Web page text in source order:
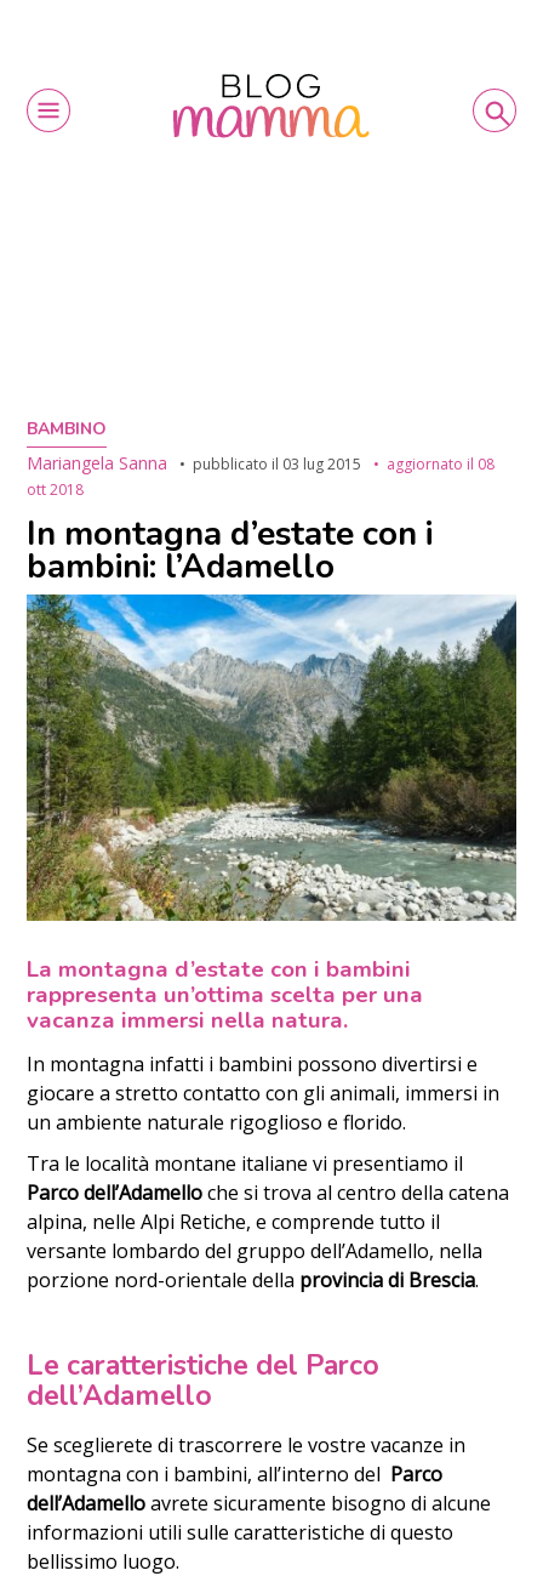
BAMBINO
Mariangela Sanna
pubblicato il 03 lug 2015 aggiornato il 08
ott 2018
In montagna d’estate con i
bambini: l’Adamello
La montagna d’estate con i bambini
rappresenta un’ottima scelta per una
vacanza immersi nella natura.
In montagna infatti i bambini possono divertirsi e
giocare a stretto contatto con gli animali, immersi in
un ambiente naturale rigoglioso e florido.
Tra le località montane italiane vi presentiamo il
Parco dell’Adamelloche si trova al centro della catena
alpina, nelle Alpi Retiche, e comprende tutto il
versante lombardo del gruppo dell’Adamello, nella
porzione nord-orientale della provincia di Brescia.
Le caratteristiche del Parco
dell’Adamello
Se sceglierete di trascorrere le vostre vacanze in
montagna con i bambini, all’interno del Parco
dell’Adamelloavrete sicuramente bisogno di alcune
informazioni utili sulle caratteristiche di questo
bellissimo luogo.